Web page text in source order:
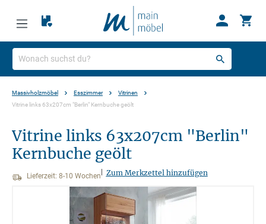
Massivholzmöbel Esszimmer
Vitrinen
Vitrine links 63x207cm "Berlin" Kernbuche geölt
Vitrine links 63x207cm "Berlin"
Kernbuche geölt
Lieferzeit: 8-10 Wochen Zum Merkzettel hinzufügen
Bildergalerie überspringen